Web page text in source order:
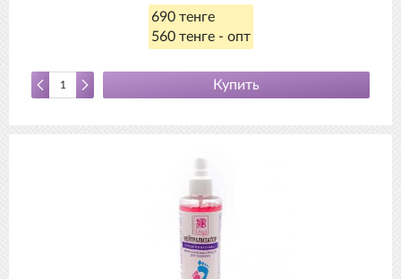
690 тенге
560 тенге - опт
Купить